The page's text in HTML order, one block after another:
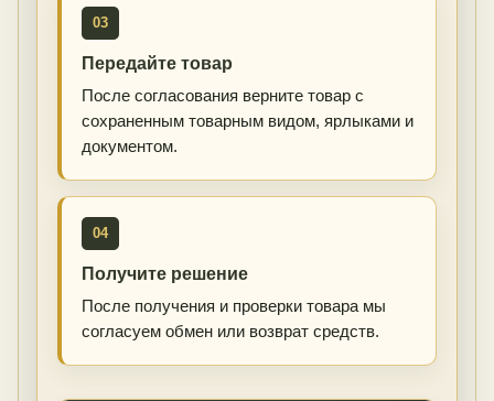
03
Передайте товар
После согласования верните товар с
сохраненным товарным видом, ярлыками и
документом.
04
Получите решение
После получения и проверки товара мы
согласуем обмен или возврат средств.